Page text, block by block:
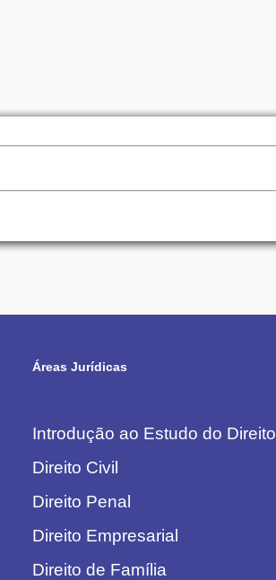
Áreas Jurídicas
Introdução ao Estudo do Direito
Direito Civil
Direito Penal
Direito Empresarial
Direito de Família